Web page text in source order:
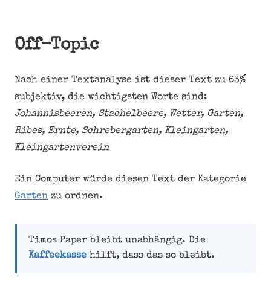
Off-Topic
Nach einer Textanalyse ist dieser Text zu 63%
subjektiv, die wichtigsten Worte sind:
Johannisbeeren, Stachelbeere, Wetter, Garten,
Ribes, Ernte, Schrebergarten, Kleingarten,
Kleingartenverein
Ein Computer würde diesen Text der Kategorie
Garten zu ordnen.
Timos Paper bleibt unabhängig. Die
Kaffeekassehilft, dass das so bleibt.